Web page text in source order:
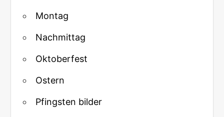
Montag
Nachmittag
Oktoberfest
Ostern
Pfingsten bilder